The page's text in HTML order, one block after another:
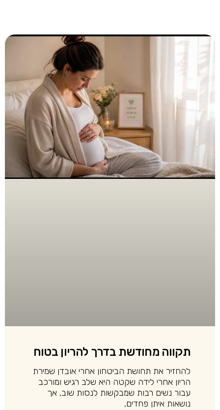
תקווה מחודשת בדרך להריון בטוח
להחזיר את תחושת הביטחון אחרי אובדן שמירת
הריון אחרי לידה שקטה היא שלב רגיש ומורכב
עבור נשים רבות שמבקשות לנסות שוב, אך
נושאות איתן פחדים,